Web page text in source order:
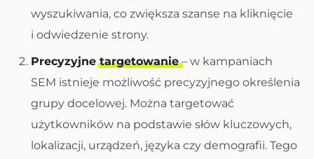
wyszukiwania, co zwiększa szanse na kliknięcie
i odwiedzenie strony.
Precyzyjnetargetowanie – w kampaniach
SEM istnieje możliwość precyzyjnego określenia
grupy docelowej. Można targetować
użytkowników na podstawie słów kluczowych,
lokalizacji, urządzeń, języka czy demografii. Tego